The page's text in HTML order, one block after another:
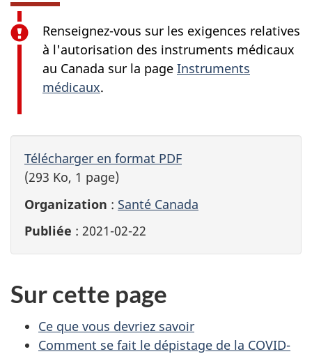
Renseignez-vous sur les exigences relatives
à l'autorisation des instruments médicaux
au Canada sur la page Instruments
médicaux.
Télécharger en format PDF
(293 Ko, 1 page)
Organization : Santé Canada
Publiée : 2021-02-22
Sur cette page
Ce que vous devriez savoir
Comment se fait le dépistage de la COVID-